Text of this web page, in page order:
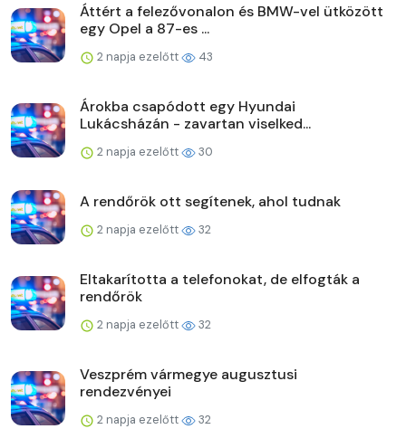
Áttért a felezővonalon és BMW-vel ütközött
egy Opel a 87-es ...
2 napja ezelőtt 43
Árokba csapódott egy Hyundai
Lukácsházán - zavartan viselked...
2 napja ezelőtt 30
A rendőrök ott segítenek, ahol tudnak
2 napja ezelőtt 32
Eltakarította a telefonokat, de elfogták a
rendőrök
2 napja ezelőtt 32
Veszprém vármegye augusztusi
rendezvényei
2 napja ezelőtt 32